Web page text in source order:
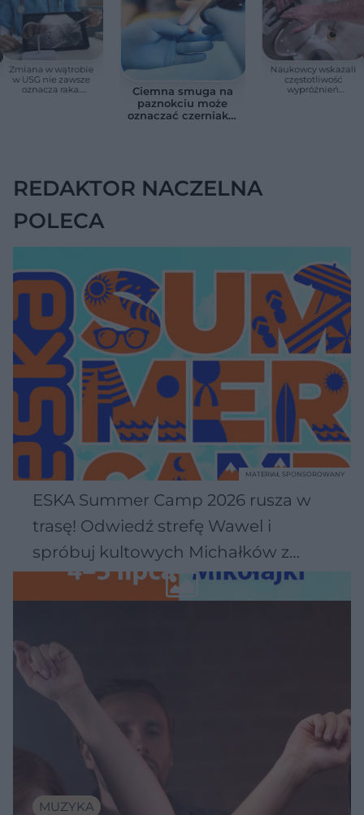
Zmiana w wątrobie
w USG nie zawsze
oznacza raka.
Ciemna smuga na
paznokciu może
oznaczać czerniaka.
Naukowcy wskazali
częstotliwość
wypróżnień
REDAKTOR NACZELNA
POLECA
ESKA Summer Camp 2026 rusza w
trasę! Odwiedź strefę Wawel i
spróbuj kultowych Michałków z
Wawelu
MATERIAŁ SPONSOROWANY
MUZYKA